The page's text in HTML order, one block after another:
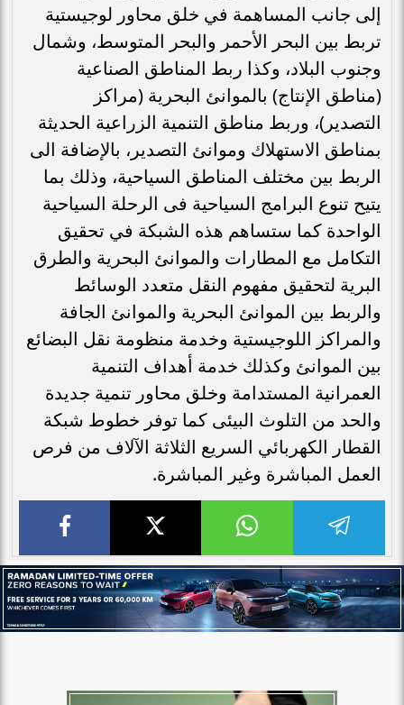
إلى جانب المساهمة في خلق محاور لوجيستية
تربط بين البحر الأحمر والبحر المتوسط، وشمال
وجنوب البلاد، وكذا ربط المناطق الصناعية
(مناطق الإنتاج) بالموانئ البحرية (مراكز
التصدير)، وربط مناطق التنمية الزراعية الحديثة
بمناطق الاستهلاك وموانئ التصدير، بالإضافة الى
الربط بين مختلف المناطق السياحية، وذلك بما
يتيح تنوع البرامج السياحية فى الرحلة السياحية
الواحدة كما ستساهم هذه الشبكة في تحقيق
التكامل مع المطارات والموانئ البحرية والطرق
البرية لتحقيق مفهوم النقل متعدد الوسائط
والربط بين الموانئ البحرية والموانئ الجافة
والمراكز اللوجيستية وخدمة منظومة نقل البضائع
بين الموانئ وكذلك خدمة أهداف التنمية
العمرانية المستدامة وخلق محاور تنمية جديدة
والحد من التلوث البيئى كما توفر خطوط شبكة
القطار الكهربائي السريع الثلاثة الآلاف من فرص
العمل المباشرة وغير المباشرة.